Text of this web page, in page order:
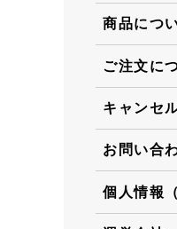
商品につ
ご注文に
キャンセ
お問い合
個人情報